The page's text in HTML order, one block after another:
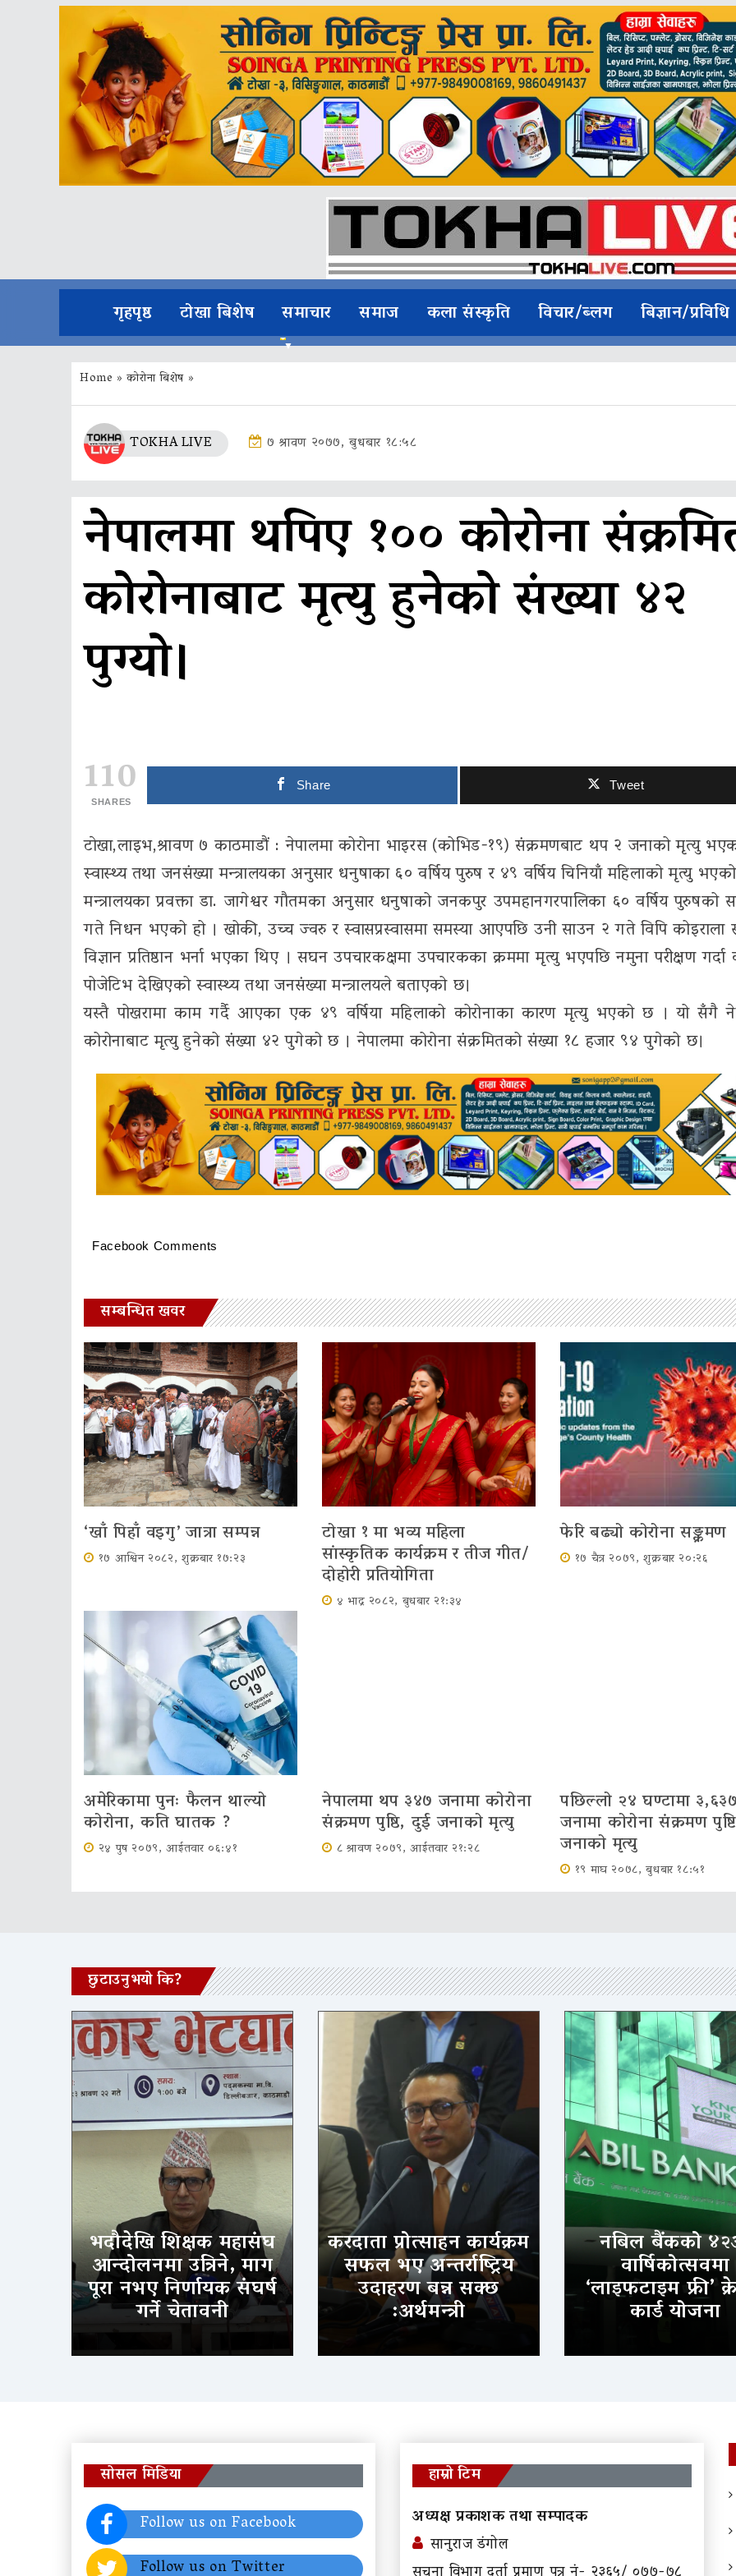
गृहपृष्ठ टोखा बिशेष समाचार समाज कला संस्कृति विचार/ब्लग बिज्ञान/प्रविधि
Home »कोरोना बिशेष»
TOKHA LIVE ७ श्रावण २०७७, बुधबार १८:५८
नेपालमा थपिए १०० कोरोना
कोरोनाबाट मृत्यु हुनेको संख्या ४२
पुग्यो।
110
SHARES
Share Tweet
टाेखा,लाइभ,श्रावण ७ काठमाडौं : नेपालमा कोरोना भाइरस (कोभिड-१९) संक्रमणबाट थप २ जनाको मृत्यु
स्वास्थ्य तथा जनसंख्या मन्त्रालयका अनुसार धनुषाका ६० वर्षिय पुरुष र ४९ वर्षिय चिनियाँ महिलाको मृत्यु
मन्त्रालयका प्रवक्ता डा. जागेश्वर गौतमका अनुसार धनुषाको जनकपुर उपमहानगरपालिका ६० वर्षिय पुरुषको
गते निधन भएको हो । खोकी, उच्च ज्वरु र स्वासप्रस्वासमा समस्या आएपछि उनी साउन २ गते विपि कोइराला
विज्ञान प्रतिष्ठान भर्ना भएका थिए । सघन उपचारकक्षमा उपचारकका क्रममा मृत्यु भएपछि नमुना परीक्षण गर्दा
पोजेटिभ देखिएको स्वास्थ्य तथा जनसंख्या मन्त्रालयले बताएको छ।
यस्तै पोखरामा काम गर्दै आएका एक ४९ वर्षिया महिलाको कोरोनाका कारण मृत्यु भएको छ । यो सँगै
कोरोनाबाट मृत्यु हुनेको संख्या ४२ पुगेको छ । नेपालमा कोरोना संक्रमितको संख्या १८ हजार ९४ पुगेको छ।
Facebook Comments
सम्बन्धित खवर
‘खाँ पिहाँ वइगु’ जात्रा सम्पन्न
१७ आश्विन २०८२, शुक्रबार १७:२३
टोखा १ मा भव्य महिला
सांस्कृतिक कार्यक्रम र तीज गीत/
दोहोरी प्रतियोगिता
४ भाद्र २०८२, बुधबार २१:३४
फेरि बढ्यो कोरोना सङ्क्रमण
१७ चैत्र २०७९, शुक्रबार २०:२६
अमेरिकामा पुनः फैलन थाल्यो
कोरोना, कति घातक ?
२४ पुष २०७९, आईतवार ०६:४१
नेपालमा थप ३४७ जनामा कोरोना
संक्रमण पुष्ठि, दुई जनाको मृत्यु
८ श्रावण २०७९, आईतवार २१:२८
पछिल्लो २४ घण्टामा
जनामा कोरोना संक्रमण
जनाको मृत्‍यु
१९ माघ २०७८, बुधबार १८:५१
छुटाउनुभयो कि?
भदौदेखि शिक्षक महासंघ
आन्दोलनमा उत्रिने, माग
पूरा नभए निर्णायक संघर्ष
गर्ने चेतावनी
करदाता प्रोत्साहन कार्यक्रम
सफल भए अन्तर्राष्ट्रिय
उदाहरण बन्न सक्छ
:अर्थमन्त्री
नबिल बैंकको
वार्षिकोत्सवमा
‘लाइफटाइम फ्री’
कार्ड योजना
सोसल मिडिया
Follow us on Facebook
Follow us on Twitter
हाम्रो टिम
अध्यक्ष प्रकाशक तथा सम्पादक
सानुराज डंगोल